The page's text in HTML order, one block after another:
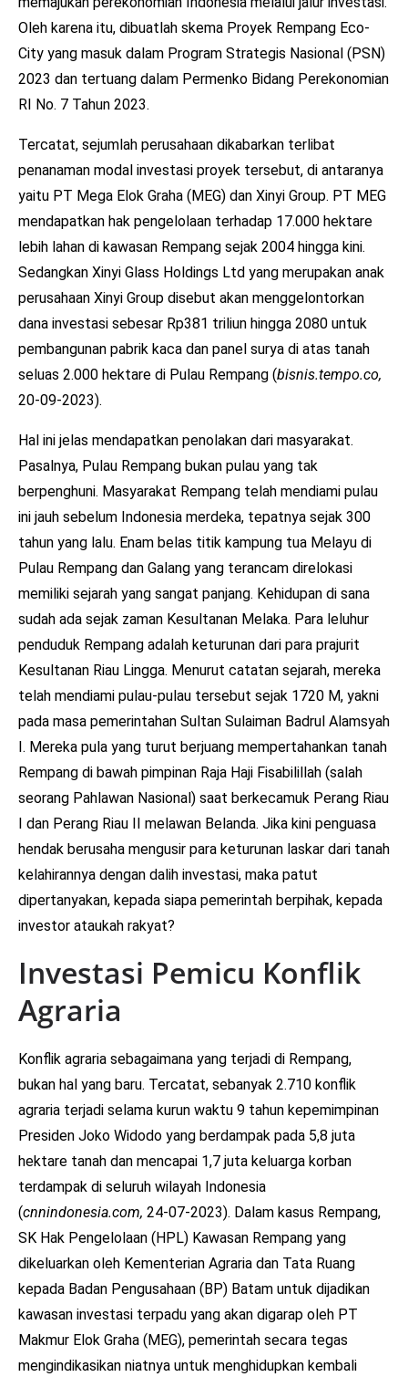
Oleh karena itu, dibuatlah skema Proyek Rempang Eco-
City yang masuk dalam Program Strategis Nasional (PSN)
2023 dan tertuang dalam Permenko Bidang Perekonomian
RI No. 7 Tahun 2023.
Tercatat, sejumlah perusahaan dikabarkan terlibat
penanaman modal investasi proyek tersebut, di antaranya
yaitu PT Mega Elok Graha (MEG) dan Xinyi Group. PT MEG
mendapatkan hak pengelolaan terhadap 17.000 hektare
lebih lahan di kawasan Rempang sejak 2004 hingga kini.
Sedangkan Xinyi Glass Holdings Ltd yang merupakan anak
perusahaan Xinyi Group disebut akan menggelontorkan
dana investasi sebesar Rp381 triliun hingga 2080 untuk
pembangunan pabrik kaca dan panel surya di atas tanah
seluas 2.000 hektare di Pulau Rempang (bisnis.tempo.co,
20-09-2023).
Hal ini jelas mendapatkan penolakan dari masyarakat.
Pasalnya, Pulau Rempang bukan pulau yang tak
berpenghuni. Masyarakat Rempang telah mendiami pulau
ini jauh sebelum Indonesia merdeka, tepatnya sejak 300
tahun yang lalu. Enam belas titik kampung tua Melayu di
Pulau Rempang dan Galang yang terancam direlokasi
memiliki sejarah yang sangat panjang. Kehidupan di sana
sudah ada sejak zaman Kesultanan Melaka. Para leluhur
penduduk Rempang adalah keturunan dari para prajurit
Kesultanan Riau Lingga. Menurut catatan sejarah, mereka
telah mendiami pulau-pulau tersebut sejak 1720 M, yakni
pada masa pemerintahan Sultan Sulaiman Badrul Alamsyah
I. Mereka pula yang turut berjuang mempertahankan tanah
Rempang di bawah pimpinan Raja Haji Fisabilillah (salah
seorang Pahlawan Nasional) saat berkecamuk Perang Riau
I dan Perang Riau II melawan Belanda. Jika kini penguasa
hendak berusaha mengusir para keturunan laskar dari tanah
kelahirannya dengan dalih investasi, maka patut
dipertanyakan, kepada siapa pemerintah berpihak, kepada
investor ataukah rakyat?
Investasi Pemicu Konflik
Agraria
Konflik agraria sebagaimana yang terjadi di Rempang,
bukan hal yang baru. Tercatat, sebanyak 2.710 konflik
agraria terjadi selama kurun waktu 9 tahun kepemimpinan
Presiden Joko Widodo yang berdampak pada 5,8 juta
hektare tanah dan mencapai 1,7 juta keluarga korban
terdampak di seluruh wilayah Indonesia
(cnnindonesia.com, 24-07-2023). Dalam kasus Rempang,
SK Hak Pengelolaan (HPL) Kawasan Rempang yang
dikeluarkan oleh Kementerian Agraria dan Tata Ruang
kepada Badan Pengusahaan (BP) Batam untuk dijadikan
kawasan investasi terpadu yang akan digarap oleh PT
Makmur Elok Graha (MEG), pemerintah secara tegas
mengindikasikan niatnya untuk menghidupkan kembali